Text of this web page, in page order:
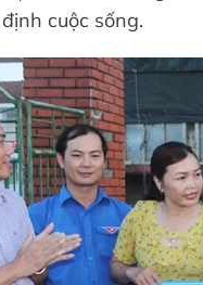
cuộc sống.